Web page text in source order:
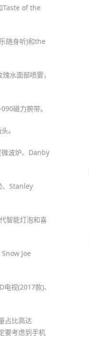
Taste of the
随身听)和the
水面部喷雾，
磁力腕带。
。
波炉、Danby
、Stanley
智能灯泡和喜
Joe
视(2017款)、
占比高达
要考虑到手机